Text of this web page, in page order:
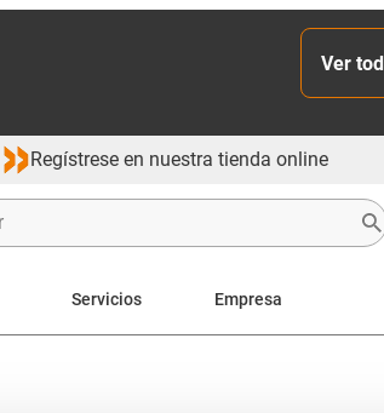
Ver
Regístrese en nuestra tienda online
Servicios Empresa